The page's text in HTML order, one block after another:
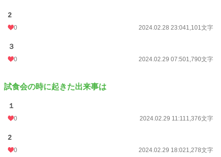
2
0 2024.02.28 23:041,101文字
３
0 2024.02.29 07:501,790文字
試食会の時に起きた出来事は
１
0 2024.02.29 11:111,376文字
2
0 2024.02.29 18:021,278文字